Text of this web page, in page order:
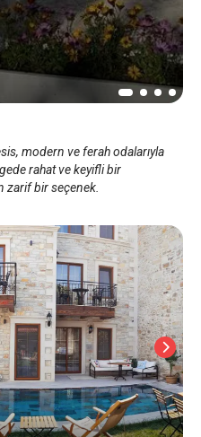
modern ve ferah odalarıyla
rahat ve keyifli bir
zarif bir seçenek.